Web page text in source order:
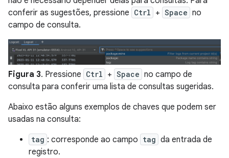
conferir as sugestões, pressione Ctrl + Space no
campo de consulta.
Figura 3. Pressione Ctrl + Space no campo de
consulta para conferir uma lista de consultas sugeridas.
Abaixo estão alguns exemplos de chaves que podem ser
usadas na consulta:
tag : corresponde ao campo tag da entrada de
registro.